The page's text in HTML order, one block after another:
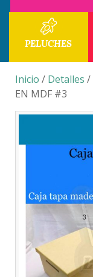
PELUCHES
Inicio / Detalles /
EN MDF #3